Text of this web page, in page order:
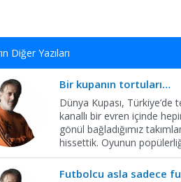
Diğer Yazıları
Bir kupanın tortuları…
Dünya Kupası, Türkiye’de
kanallı bir evren içinde
gönül bağladığımız
hissettik. Oyunun
Futbolcu asla sadece